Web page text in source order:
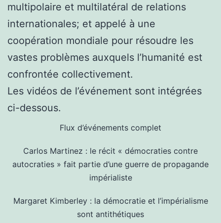
multipolaire et multilatéral de relations
internationales; et appelé à une
coopération mondiale pour résoudre les
vastes problèmes auxquels l’humanité est
confrontée collectivement.
Les vidéos de l’événement sont intégrées
ci-dessous.
Flux d’événements complet
Carlos Martinez : le récit « démocraties contre
autocraties » fait partie d’une guerre de propagande
impérialiste
Margaret Kimberley : la démocratie et l’impérialisme
sont antithétiques